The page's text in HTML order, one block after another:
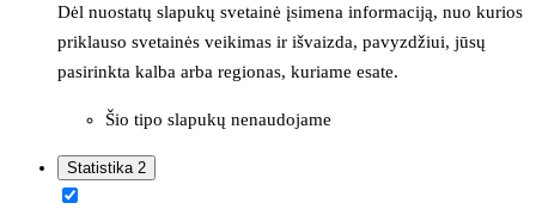
Dėl nuostatų slapukų svetainė įsimena informaciją, nuo kurios
priklauso svetainės veikimas ir išvaizda, pavyzdžiui, jūsų
pasirinkta kalba arba regionas, kuriame esate.
Šio tipo slapukų nenaudojame
Statistika 2